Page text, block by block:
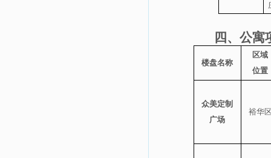
四、公寓
楼盘名称
区域
位置
众美定制
广场
裕华